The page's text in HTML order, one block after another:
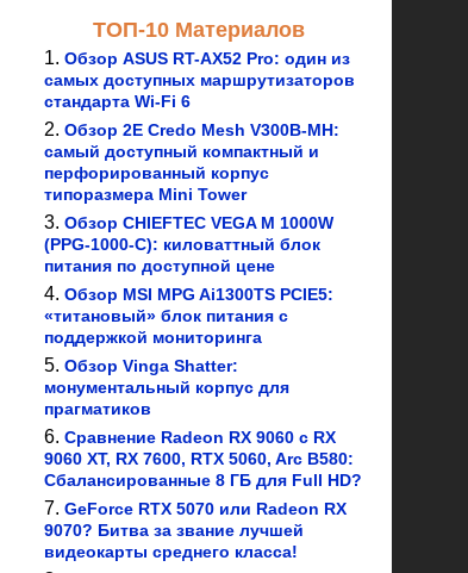
ТОП-10 Материалов
Обзор ASUS RT-AX52 Pro: один из
самых доступных маршрутизаторов
стандарта Wi-Fi 6
Обзор 2E Credo Mesh V300B-MH:
самый доступный компактный и
перфорированный корпус
типоразмера Mini Tower
Обзор CHIEFTEC VEGA M 1000W
(PPG-1000-C): киловаттный блок
питания по доступной цене
Обзор MSI MPG Ai1300TS PCIE5:
«титановый» блок питания с
поддержкой мониторинга
Обзор Vinga Shatter:
монументальный корпус для
прагматиков
Сравнение Radeon RX 9060 с RX
9060 XT, RX 7600, RTX 5060, Arc B580:
Сбалансированные 8 ГБ для Full HD?
GeForce RTX 5070 или Radeon RX
9070? Битва за звание лучшей
видеокарты среднего класса!